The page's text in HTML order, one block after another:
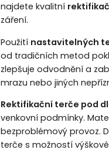
najdete kvalitní
záření.
Použití nastavitelných
od tradičních metod
zlepšuje odvodnění a
mrazu nebo jiných
Rektifikační terče pod
venkovní podmínky.
bezproblémový provoz.
terče s možností